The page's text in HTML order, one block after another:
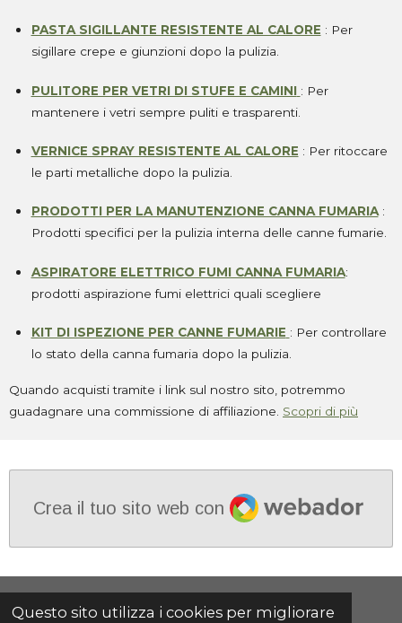
Questo sito utilizza i cookies per migliorare
PASTA SIGILLANTE RESISTENTE AL CALORE : Per
sigillare crepe e giunzioni dopo la pulizia.
PULITORE PER VETRI DI STUFE E CAMINI : Per
mantenere i vetri sempre puliti e trasparenti.
VERNICE SPRAY RESISTENTE AL CALORE : Per ritoccare
le parti metalliche dopo la pulizia.
PRODOTTI PER LA MANUTENZIONE CANNA FUMARIA :
Prodotti specifici per la pulizia interna delle canne fumarie.
ASPIRATORE ELETTRICO FUMI CANNA FUMARIA:
prodotti aspirazione fumi elettrici quali scegliere
KIT DI ISPEZIONE PER CANNE FUMARIE : Per controllare
lo stato della canna fumaria dopo la pulizia.
Quando acquisti tramite i link sul nostro sito, potremmo
guadagnare una commissione di affiliazione. Scopri di più
Crea il tuo sito web con
Webador
Condividi Condividi Condividi Condividi